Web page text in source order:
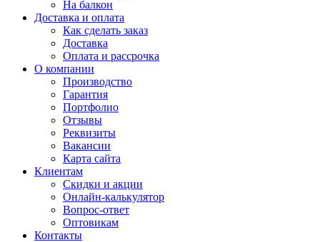
На балкон
Доставка и оплата
Как сделать заказ
Доставка
Оплата и рассрочка
О компании
Производство
Гарантия
Портфолио
Отзывы
Реквизиты
Вакансии
Карта сайта
Клиентам
Скидки и акции
Онлайн-калькулятор
Вопрос-ответ
Оптовикам
Контакты